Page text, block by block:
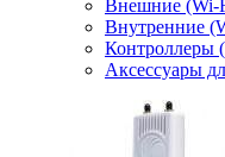
Внешние (Wi-
Внутренние
Контроллеры
Аксессуары